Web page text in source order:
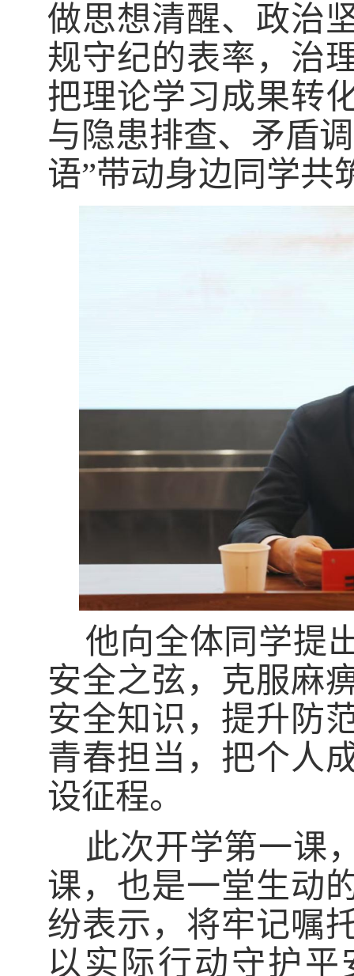
做思想清醒、政治
规守纪的表率，治
把理论学习成果转
与隐患排查、矛盾
语”带动身边同学共
他向全体同学提
安全之弦，克服麻
安全知识，提升防
青春担当，把个人
设征程。
此次开学第一课
课，也是一堂生动
纷表示，将牢记嘱
以实际行动守护